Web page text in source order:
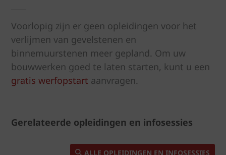
Voorlopig zijn er geen opleidingen voor het
verlijmen van gevelstenen en
binnemuurstenen meer gepland. Om uw
bouwwerken goed te laten starten, kunt u een
gratis werfopstart aanvragen.
Gerelateerde opleidingen en infosessies
ALLE OPLEIDINGEN EN INFOSESSIES